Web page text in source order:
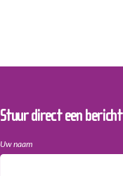
Stuur direct een bericht
Uw naam